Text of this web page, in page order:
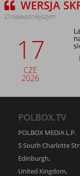
WERSJA
O najważniejszym
17
CZE
2026
POLBOX.TV
POLBOX MEDIA L.P.
5 South Charlotte
Edinburgh,
United Kingdom,